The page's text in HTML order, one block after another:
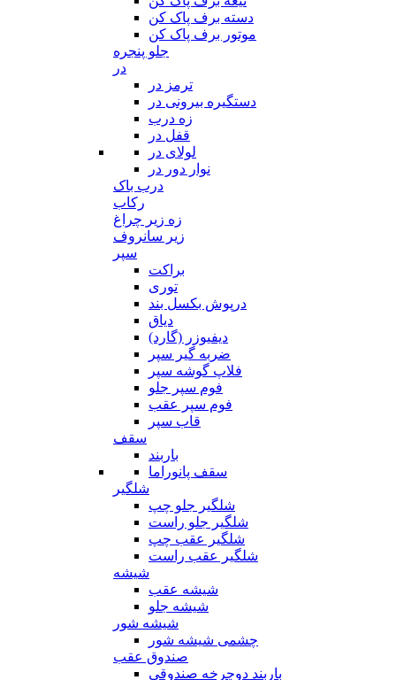
دسته برف پاک کن
موتور برف پاک کن
جلو پنجره
در
ترمز در
دستگیره بیرونی در
زه درب
قفل در
لولای در
نوار دور در
درب باک
رکاب
زه زیر چراغ
زیر سانروف
سپر
براکت
توری
درپوش بکسل بند
دیاق
دیفیوزر (گارد)
ضربه گیر سپر
فلاپ گوشه سپر
فوم سپر جلو
فوم سپر عقب
قاب سپر
سقف
باربند
سقف پانوراما
شلگیر
شلگیر جلو چپ
شلگیر جلو راست
شلگیر عقب چپ
شلگیر عقب راست
شیشه
شیشه عقب
شیشه جلو
شیشه شور
چشمی شیشه شور
صندوق عقب
باربند دوچرخه صندوقی